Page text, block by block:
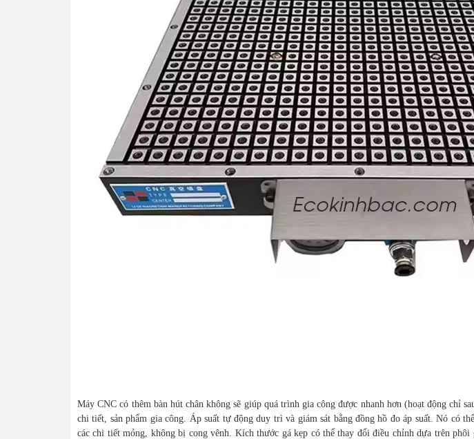
Máy CNC có thêm bàn hút chân không sẽ giúp quá trình gia công được nhanh hơn (hoạt động
chi tiết, sản phẩm gia công. Áp suất tự động duy trì và giám sát bằng đồng hồ đo áp suất. Nó có
các chi tiết mỏng, không bị cong vênh. Kích thước gá kẹp có thể thay đổi điều chỉnh dựa trên